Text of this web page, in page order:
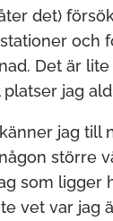
det)
och
Det är
jag
jag till
större
som ligger
vet var jag